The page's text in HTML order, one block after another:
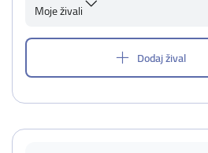
Moje živali
Dodaj žival